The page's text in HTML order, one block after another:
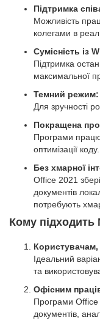
Підтримка
Можливість
колегами в
Сумісність із
Підтримка
максимальної
Темний режим:
Для зручності
Покращена
Програми
оптимізації коду.
Без хмарної
Office 2021
документів
потребують
Кому
Користувачам,
Ідеальний
та
Офісним
Програми Office
документів,